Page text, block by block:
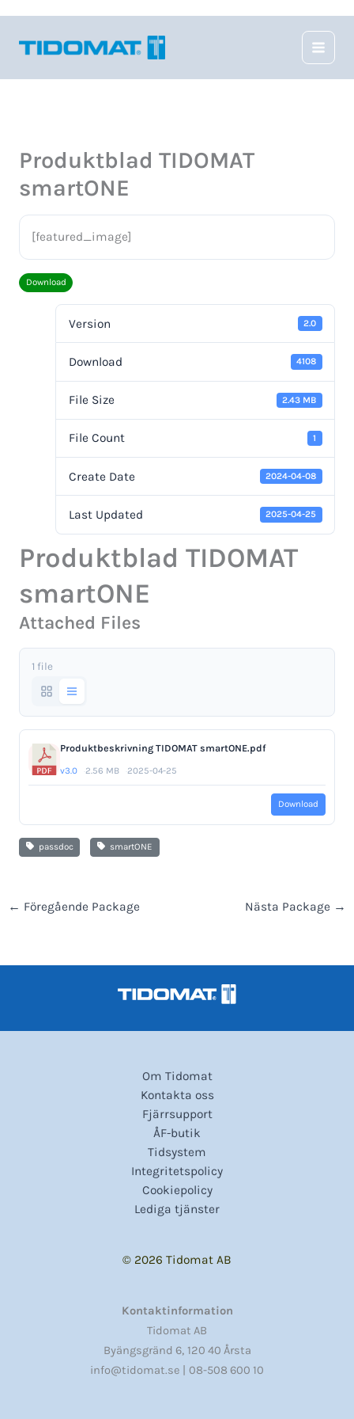
innehåll
Produktblad TIDOMAT
smartONE
[featured_image]
Download
Version 2.0
Download 4108
File Size 2.43 MB
File Count 1
Create Date 2024-04-08
Last Updated 2025-04-25
Produktblad TIDOMAT
smartONE
Attached Files
1 file
Produktbeskrivning TIDOMAT smartONE.pdf
v3.0 2.56 MB 2025-04-25
Download
passdoc smartONE
← Föregående Package Nästa Package →
Om Tidomat
Kontakta oss
Fjärrsupport
ÅF-butik
Tidsystem
Integritetspolicy
Cookiepolicy
Lediga tjänster
© 2026 Tidomat AB
Kontaktinformation
Tidomat AB
Byängsgränd 6, 120 40 Årsta
info@tidomat.se |
08-508 600 10